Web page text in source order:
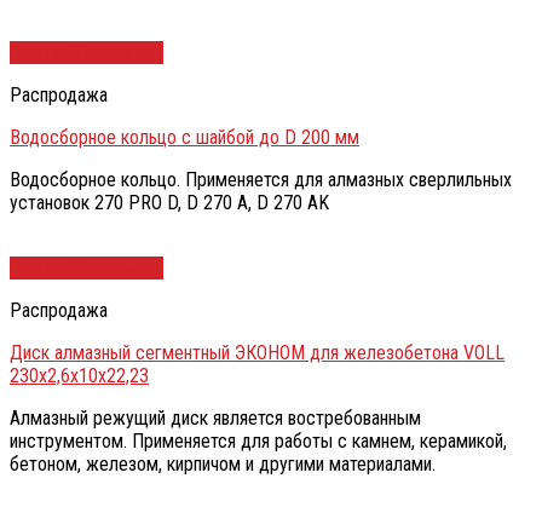
Распродажа
Водосборное кольцо с шайбой до D 200 мм
Водосборное кольцо. Применяется для алмазных сверлильных
установок 270 PRO D, D 270 A, D 270 AK
Распродажа
Диск алмазный сегментный ЭКОНОМ для железобетона VOLL
230х2,6х10х22,23
Алмазный режущий диск является востребованным
инструментом. Применяется для работы с камнем, керамикой,
бетоном, железом, кирпичом и другими материалами.